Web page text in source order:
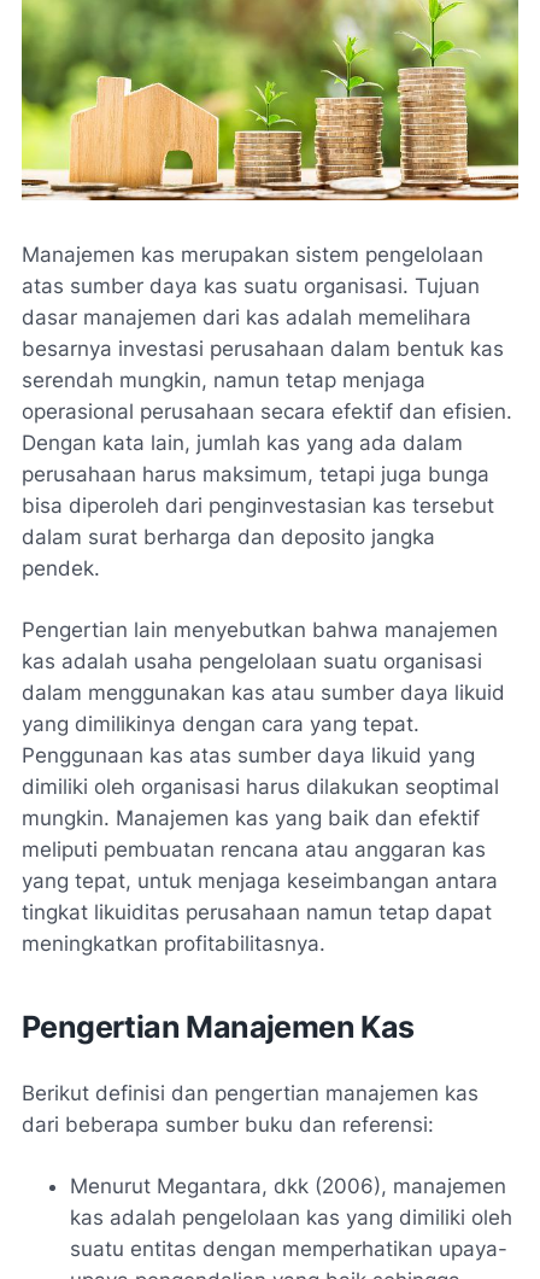
Manajemen kas merupakan sistem pengelolaan
atas sumber daya kas suatu organisasi. Tujuan
dasar manajemen dari kas adalah memelihara
besarnya investasi perusahaan dalam bentuk kas
serendah mungkin, namun tetap menjaga
operasional perusahaan secara efektif dan efisien.
Dengan kata lain, jumlah kas yang ada dalam
perusahaan harus maksimum, tetapi juga bunga
bisa diperoleh dari penginvestasian kas tersebut
dalam surat berharga dan deposito jangka
pendek.
Pengertian lain menyebutkan bahwa manajemen
kas adalah usaha pengelolaan suatu organisasi
dalam menggunakan kas atau sumber daya likuid
yang dimilikinya dengan cara yang tepat.
Penggunaan kas atas sumber daya likuid yang
dimiliki oleh organisasi harus dilakukan seoptimal
mungkin. Manajemen kas yang baik dan efektif
meliputi pembuatan rencana atau anggaran kas
yang tepat, untuk menjaga keseimbangan antara
tingkat likuiditas perusahaan namun tetap dapat
meningkatkan profitabilitasnya.
Pengertian Manajemen Kas
Berikut definisi dan pengertian manajemen kas
dari beberapa sumber buku dan referensi:
Menurut Megantara, dkk (2006), manajemen
kas adalah pengelolaan kas yang dimiliki oleh
suatu entitas dengan memperhatikan upaya-